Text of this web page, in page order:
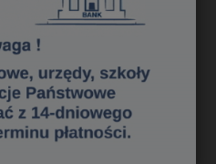
zapytaj o produkt
poleć znajomemu